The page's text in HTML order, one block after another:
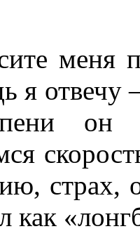
меня
я отвечу
он
страх,
как